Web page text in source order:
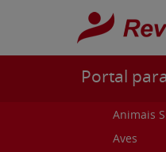
Pular para o conteúdo
Portal
Animais
Aves